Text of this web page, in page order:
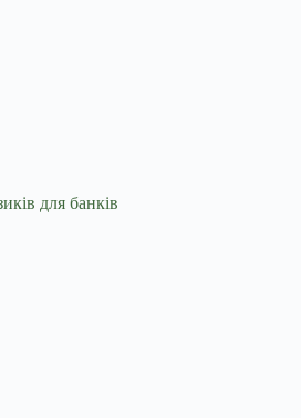
для банків